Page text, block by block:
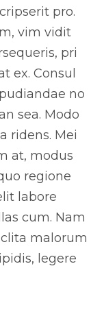
pro.
vim vidit
pri
ex. Consul
no
sea. Modo
ridens. Mei
at, modus
regione
labore
cum. Nam
malorum
legere